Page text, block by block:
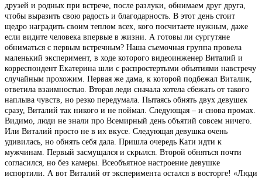
друзей и родных при встрече, после разлуки, обнимаем друг друга,
чтобы выразить свою радость и благодарность. В этот день стоит
щедро наградить своим теплом всех, кого посчитаете нужным, даже
если видите человека впервые в жизни. А готовы ли сургутяне
обниматься с первым встречным? Наша съемочная группа провела
маленький эксперимент, в ходе которого видеоинженер Виталий и
корреспондент Екатерина шли с распростертыми объятиями навстречу
случайным прохожим. Первая же дама, к которой подбежал Виталик,
ответила взаимностью. Вторая леди сначала хотела сбежать от такого
наплыва чувств, но резко передумала. Пытаясь обнять двух девушек
сразу, Виталий так никого и не поймал. Следующая – и снова промах.
Видимо, люди не знали про Всемирный день объятий совсем ничего.
Или Виталий просто не в их вкусе. Следующая девушка очень
удивилась, но обнять себя дала. Пришла очередь Кати идти к
мужчинам. Первый засмущался и скрылся. Второй обняться почти
согласился, но без камеры. Всеобъятное настроение девушке
испортили. А вот Виталий от эксперимента остался в восторге! «Люди